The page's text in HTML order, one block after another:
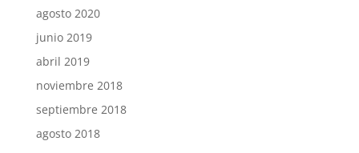
agosto 2020
junio 2019
abril 2019
noviembre 2018
septiembre 2018
agosto 2018